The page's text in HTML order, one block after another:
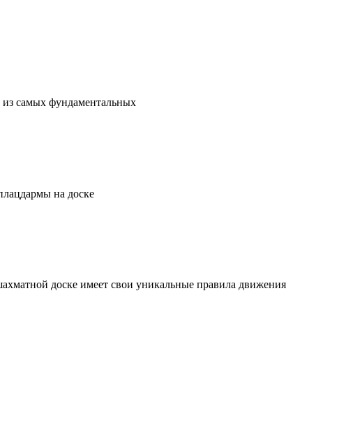
самых фундаментальных
на доске
доске имеет свои уникальные правила движения